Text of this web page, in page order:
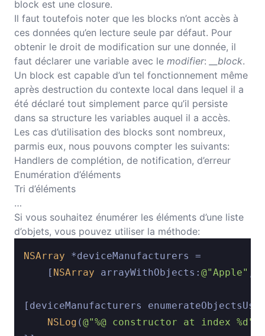
block est une closure.
Il faut toutefois noter que les blocks n’ont accès à
ces données qu’en lecture seule par défaut. Pour
obtenir le droit de modification sur une donnée, il
faut déclarer une variable avec le modifier: __block.
Un block est capable d’un tel fonctionnement même
après destruction du contexte local dans lequel il a
été déclaré tout simplement parce qu’il persiste
dans sa structure les variables auquel il a accès.
Les cas d’utilisation des blocks sont nombreux,
parmis eux, nous pouvons compter les suivants:
Handlers de complétion, de notification, d’erreur
Enumération d’éléments
Tri d’éléments
…
Si vous souhaitez énumérer les éléments d’une liste
d’objets, vous pouvez utiliser la méthode:
NSArray *deviceManufacturers =
    [
NSArray arrayWithObjects: @"Apple"
[deviceManufacturers
NSLog (@"%@ constructor at index %d"